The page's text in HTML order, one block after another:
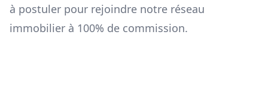
à postuler pour rejoindre notre réseau
immobilier à 100% de commission.